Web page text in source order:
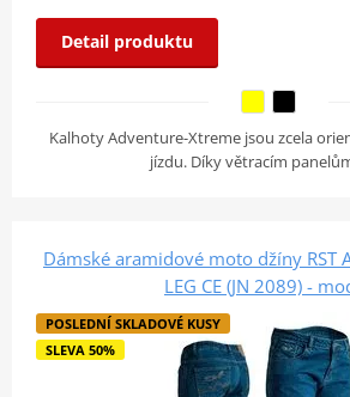
Detail produktu
Kalhoty Adventure-Xtreme jsou zcela
jízdu. Díky větracím
Dámské aramidové moto džíny RST
LEG CE (JN 2089) -
POSLEDNÍ SKLADOVÉ KUSY
SLEVA 50%